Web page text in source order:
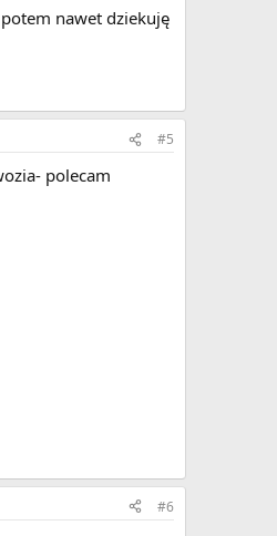
nawet dziekuję
#5
polecam
#6